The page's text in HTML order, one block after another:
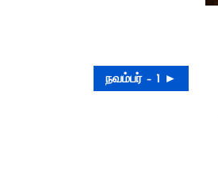
நவம்பர் – 1 ►